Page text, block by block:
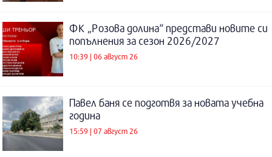
ФК „Розова долина“ представи новите си
попълнения за сезон 2026/2027
10:39 | 06 август 26
Павел баня се подготвя за новата учебна
година
15:59 | 07 август 26